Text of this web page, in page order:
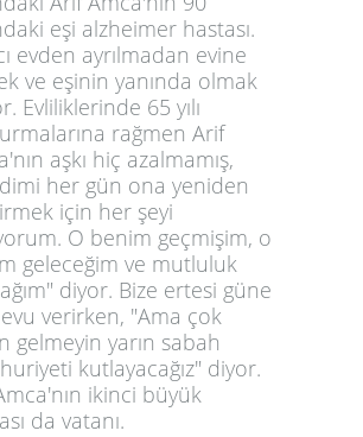
eşi alzheimer hastası.
evden ayrılmadan evine
ve eşinin yanında olmak
Evliliklerinde 65 yılı
rağmen Arif
aşkı hiç azalmamış,
her gün ona yeniden
için her şeyi
O benim geçmişim, o
geleceğim ve mutluluk
diyor. Bize ertesi güne
verirken, "Ama çok
gelmeyin yarın sabah
kutlayacağız" diyor.
ikinci büyük
da vatanı.